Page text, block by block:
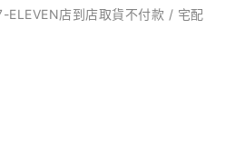
店到店取貨不付款 / 宅配